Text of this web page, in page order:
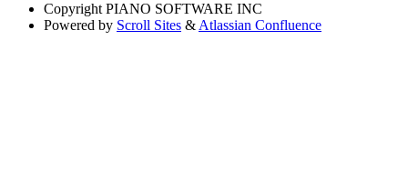
Copyright PIANO SOFTWARE INC
Powered by Scroll Sites & Atlassian Confluence